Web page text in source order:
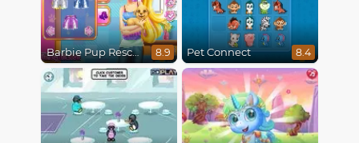
Barbie Pup Rescue 8.9 Pet Connect 8.4